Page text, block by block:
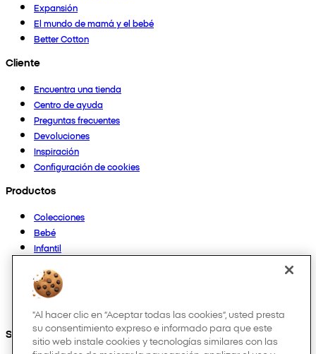
Expansión
El mundo de mamá y el bebé
Better Cotton
Cliente
Encuentra una tienda
Centro de ayuda
Preguntas frecuentes
Devoluciones
Inspiración
Configuración de cookies
Productos
Colecciones
Bebé
Infantil
Mujer
Hombre
Otros
Síguenos en:
"Al hacer clic en “Aceptar todas las cookies”, usted presta
su consentimiento expreso e informado para que este
sitio web instale cookies y tecnologías similares con las